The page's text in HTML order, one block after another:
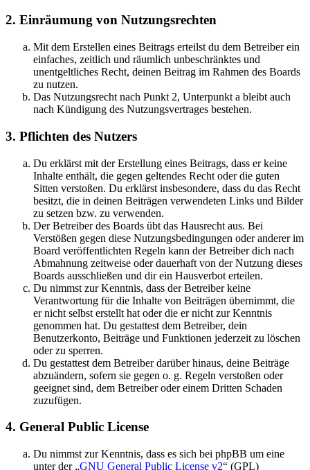
2. Einräumung von Nutzungsrechten
Mit dem Erstellen eines Beitrags erteilst du dem Betreiber ein
einfaches, zeitlich und räumlich unbeschränktes und
unentgeltliches Recht, deinen Beitrag im Rahmen des Boards
zu nutzen.
Das Nutzungsrecht nach Punkt 2, Unterpunkt a bleibt auch
nach Kündigung des Nutzungsvertrages bestehen.
3. Pflichten des Nutzers
Du erklärst mit der Erstellung eines Beitrags, dass er keine
Inhalte enthält, die gegen geltendes Recht oder die guten
Sitten verstoßen. Du erklärst insbesondere, dass du das Recht
besitzt, die in deinen Beiträgen verwendeten Links und Bilder
zu setzen bzw. zu verwenden.
Der Betreiber des Boards übt das Hausrecht aus. Bei
Verstößen gegen diese Nutzungsbedingungen oder anderer im
Board veröffentlichten Regeln kann der Betreiber dich nach
Abmahnung zeitweise oder dauerhaft von der Nutzung dieses
Boards ausschließen und dir ein Hausverbot erteilen.
Du nimmst zur Kenntnis, dass der Betreiber keine
Verantwortung für die Inhalte von Beiträgen übernimmt, die
er nicht selbst erstellt hat oder die er nicht zur Kenntnis
genommen hat. Du gestattest dem Betreiber, dein
Benutzerkonto, Beiträge und Funktionen jederzeit zu löschen
oder zu sperren.
Du gestattest dem Betreiber darüber hinaus, deine Beiträge
abzuändern, sofern sie gegen o. g. Regeln verstoßen oder
geeignet sind, dem Betreiber oder einem Dritten Schaden
zuzufügen.
4. General Public License
Du nimmst zur Kenntnis, dass es sich bei phpBB um eine
unter der „GNU General Public License v2“ (GPL)